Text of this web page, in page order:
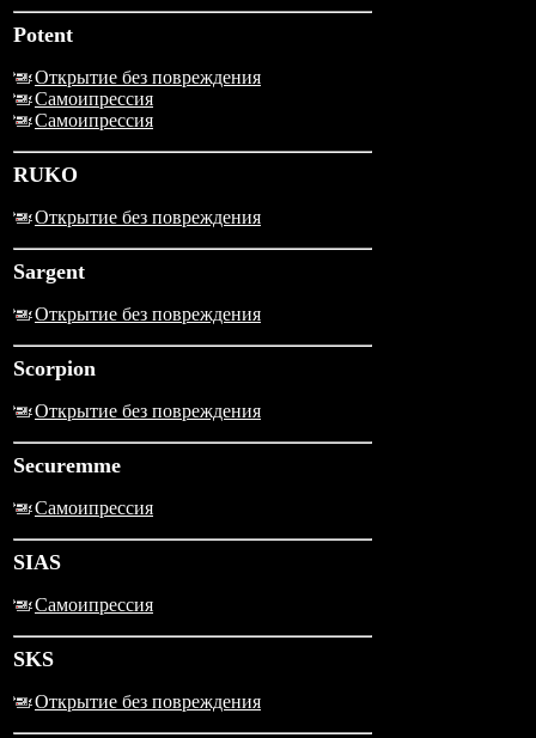
Potent
Открытие без повреждения
Самоипрессия
Самоипрессия
RUKO
Открытие без повреждения
Sargent
Открытие без повреждения
Scorpion
Открытие без повреждения
Securemme
Самоипрессия
SIAS
Самоипрессия
SKS
Открытие без повреждения